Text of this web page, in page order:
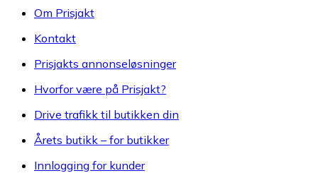
Om Prisjakt
Kontakt
Prisjakts annonseløsninger
Hvorfor være på Prisjakt?
Drive trafikk til butikken din
Årets butikk – for butikker
Innlogging for kunder